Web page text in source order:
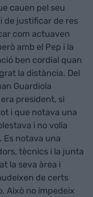
cauen pel seu
de justificar de res
com actuaven
amb el Pep i la
ben cordial quan
la distància. Del
Guardiola
president, si
i que notava una
i no volia
Es notava una
tècnics i la junta
la seva àrea i
de certs
Això no impedeix